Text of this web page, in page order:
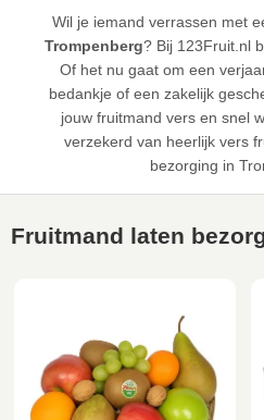
Wil je iemand verrassen met
Trompenberg? Bij 123Fruit.nl
Of het nu gaat om een
bedankje of een zakelijk
jouw fruitmand vers en snel
verzekerd van heerlijk vers
bezorging in
Fruitmand laten